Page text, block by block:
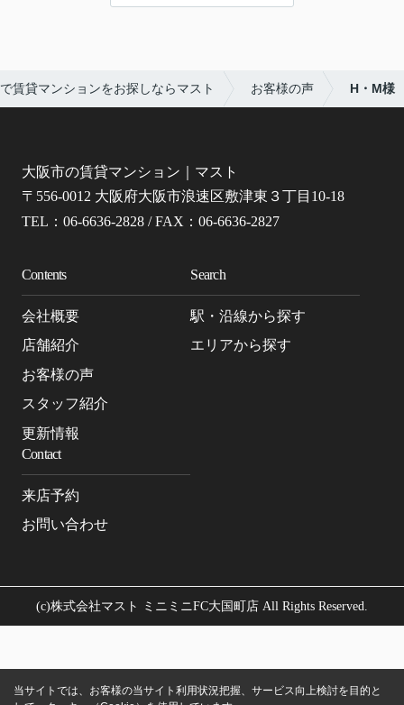
賃貸マンションをお探しならマスト お客様の声 H・M様
大阪市の賃貸マンション｜マスト
〒556-0012 大阪府大阪市浪速区敷津東３丁目10-18
TEL：06-6636-2828 / FAX：06-6636-2827
Contents
会社概要
店舗紹介
お客様の声
スタッフ紹介
更新情報
Search
駅・沿線から探す
エリアから探す
Contact
来店予約
お問い合わせ
(c)株式会社マスト ミニミニFC大国町店 All Rights Reserved.
当サイトでは、お客様の当サイト利用状況把握、サービス向上検討を目的と